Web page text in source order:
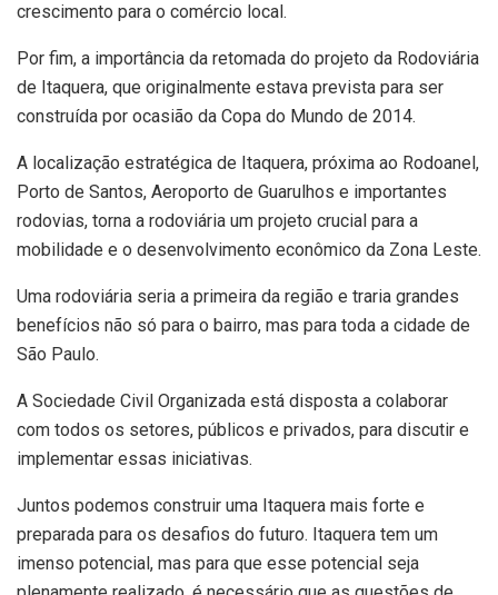
crescimento para o comércio local.
Por fim, a importância da retomada do projeto da Rodoviária
de Itaquera, que originalmente estava prevista para ser
construída por ocasião da Copa do Mundo de 2014.
A localização estratégica de Itaquera, próxima ao Rodoanel,
Porto de Santos, Aeroporto de Guarulhos e importantes
rodovias, torna a rodoviária um projeto crucial para a
mobilidade e o desenvolvimento econômico da Zona Leste.
Uma rodoviária seria a primeira da região e traria grandes
benefícios não só para o bairro, mas para toda a cidade de
São Paulo.
A Sociedade Civil Organizada está disposta a colaborar
com todos os setores, públicos e privados, para discutir e
implementar essas iniciativas.
Juntos podemos construir uma Itaquera mais forte e
preparada para os desafios do futuro. Itaquera tem um
imenso potencial, mas para que esse potencial seja